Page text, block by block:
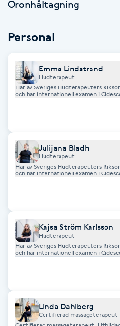
Face framing
Faceliftmassage
Fet hårbotten
Fibromassage
Fillers
Fotsvamp
Fotvård
Fransborttagning
Öronhåltagning
Personal
Emma Lindstrand
Hudterapeut
Har av Sveriges Hudterapeuters
och har internationell examen i
Julijana Bladh
Hudterapeut
Har av Sveriges Hudterapeuters
Kajsa Ström Karlsson
Hudterapeut
Har av Sveriges Hudterapeuters
och har internationell examen i Cidesco och Itec.
Linda Dahlberg
Certifierad massageterapeut